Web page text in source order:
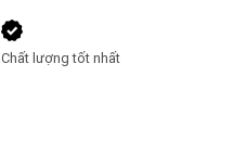
Chất lượng tốt nhất